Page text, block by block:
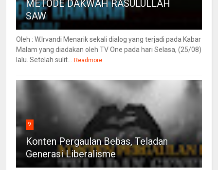
METODE DAKWAH RASULULLAH
SAW
Oleh : W.Irvandi Menarik sekali dialog yang terjadi pada Kabar
Malam yang diadakan oleh TV One pada hari Selasa, (25/08)
lalu. Setelah sulit... Readmore
9
Konten Pergaulan Bebas, Teladan
Generasi Liberalisme